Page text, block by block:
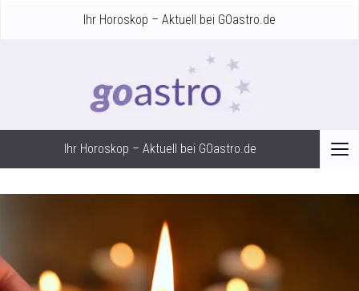
Ihr Horoskop – Aktuell bei GOastro.de
Ihr Horoskop – Aktuell bei GOastro.de